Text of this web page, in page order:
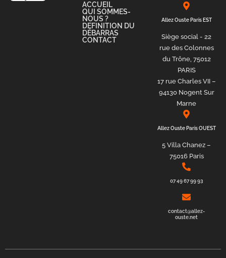
ACCUEIL
QUI SOMMES-
NOUS ?
DEFINITION DU
DÉBARRAS
CONTACT
Allez Ouste Paris EST
Siège social - 22
rue des Colonnes
du Trône, 75012
PARIS
17 rue Charles VII –
94130 Nogent Sur
Marne
Allez Ouste Paris OUEST
5 Villa Chanez –
75016 Paris
07 49 67 99 93
contact@allez-
ouste.net